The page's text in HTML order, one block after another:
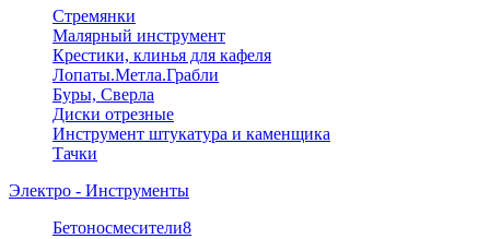
Стремянки
Малярный инструмент
Крестики, клинья для кафеля
Лопаты.Метла.Грабли
Буры, Сверла
Диски отрезные
Инструмент штукатура и каменщика
Тачки
Электро - Инструменты
Бетоносмесители8